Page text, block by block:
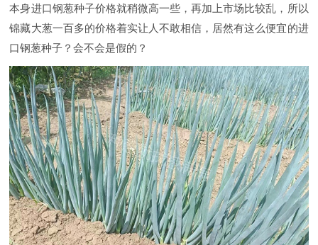
本身进口钢葱种子价格就稍微高一些，再加上市场比较乱，所以
锦藏大葱一百多的价格着实让人不敢相信，居然有这么便宜的进
口钢葱种子？会不会是假的？